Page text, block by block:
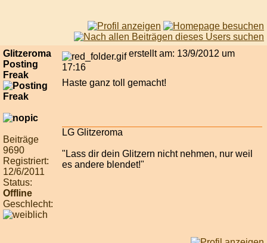
Glitzeroma
Posting
Freak
Beiträge
9690
Registriert:
12/6/2011
Status:
Offline
Geschlecht:
erstellt am: 13/9/2012 um
17:16
Haste ganz toll gemacht!
LG Glitzeroma
"Lass dir dein Glitzern nicht nehmen, nur weil
es andere blendet!"